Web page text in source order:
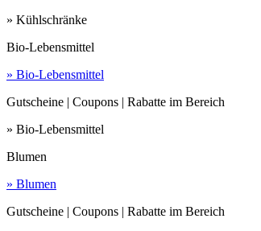
» Kühlschränke
Bio-Lebensmittel
» Bio-Lebensmittel
Gutscheine | Coupons | Rabatte im Bereich
» Bio-Lebensmittel
Blumen
» Blumen
Gutscheine | Coupons | Rabatte im Bereich